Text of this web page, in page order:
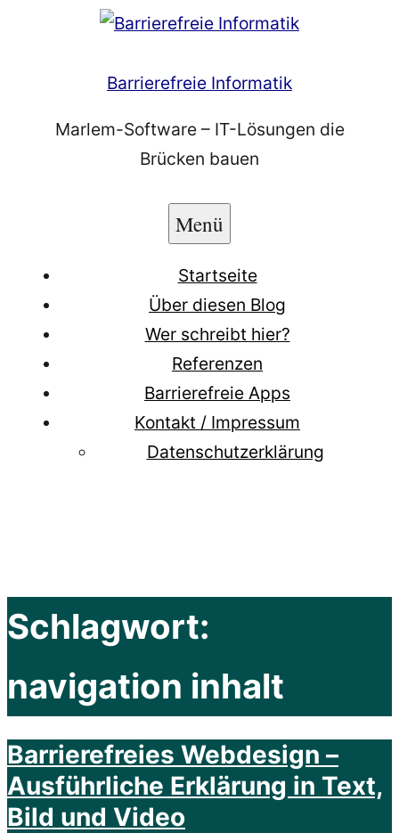
Barrierefreie Informatik
Marlem-Software – IT-Lösungen die
Brücken bauen
Menü
Startseite
Über diesen Blog
Wer schreibt hier?
Referenzen
Barrierefreie Apps
Kontakt / Impressum
Datenschutzerklärung
Schlagwort:
navigation inhalt
Barrierefreies Webdesign –
Ausführliche Erklärung in Text,
Bild und Video